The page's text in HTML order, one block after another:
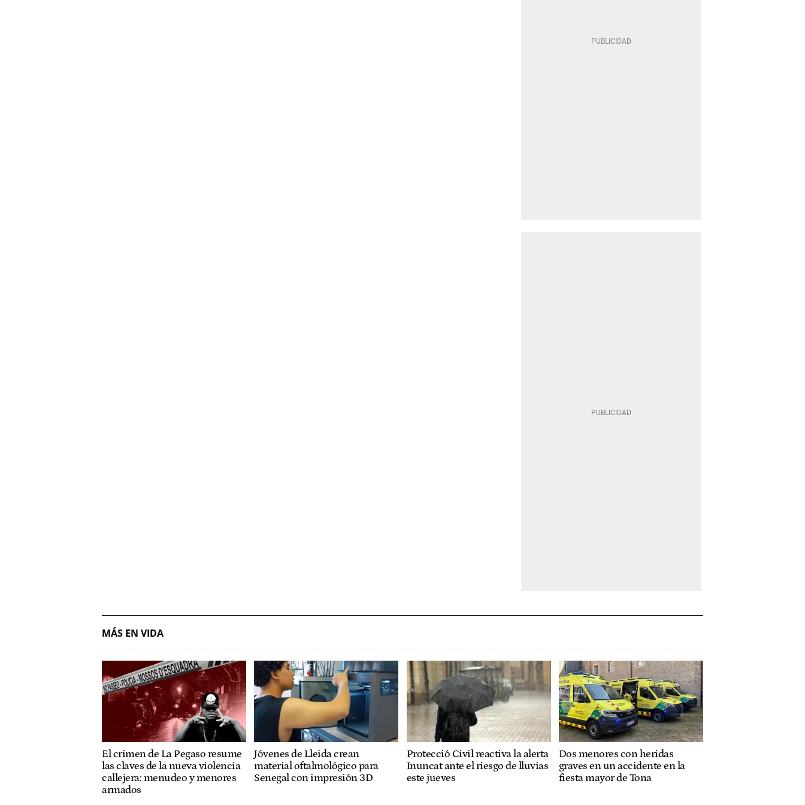
MÁS EN VIDA
El crimen de La Pegaso resume
las claves de la nueva violencia
callejera: menudeo y menores
armados
Jóvenes de Lleida crean
material oftalmológico para
Senegal con impresión 3D
Protecció Civil reactiva la alerta
Inuncat ante el riesgo de lluvias
este jueves
Dos menores con heridas
graves en un accidente en la
fiesta mayor de Tona